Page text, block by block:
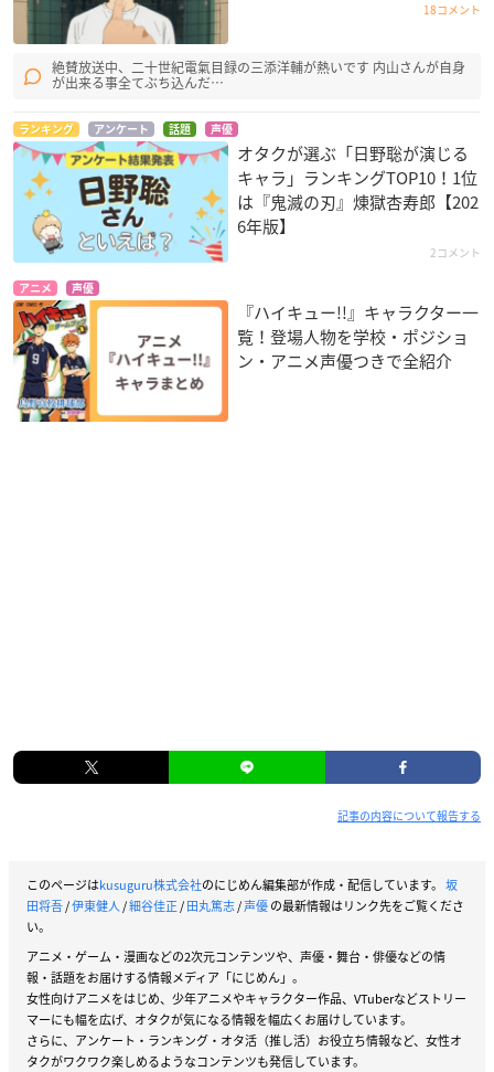
18コメント
絶賛放送中、二十世紀電氣目録の三添洋輔が熱いです 内山さんが自身
が出来る事全てぶち込んだ…
ランキング アンケート 話題 声優
オタクが選ぶ「日野聡が演じる
キャラ」ランキングTOP10！1位
は『鬼滅の刃』煉󠄁獄杏寿郎【202
6年版】
2コメント
アニメ 声優
『ハイキュー!!』キャラクター一
覧！登場人物を学校・ポジショ
ン・アニメ声優つきで全紹介
記事の内容について報告する
このページはkusuguru株式会社のにじめん編集部が作成・配信しています。 坂
田将吾/伊東健人/細谷佳正/田丸篤志/声優の最新情報はリンク先をご覧くださ
い。
アニメ・ゲーム・漫画などの2次元コンテンツや、声優・舞台・俳優などの情
報・話題をお届けする情報メディア「にじめん」。
女性向けアニメをはじめ、少年アニメやキャラクター作品、VTuberなどストリー
マーにも幅を広げ、オタクが気になる情報を幅広くお届けしています。
さらに、アンケート・ランキング・オタ活（推し活）お役立ち情報など、女性オ
タクがワクワク楽しめるようなコンテンツも発信しています。